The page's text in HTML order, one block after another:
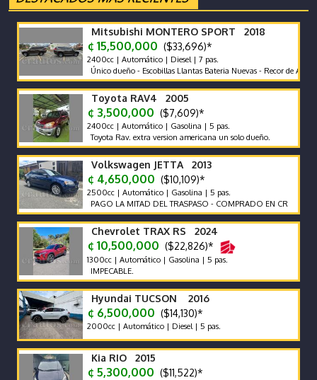
Mitsubishi MONTERO SPORT 2018
¢ 15,500,000 ($33,696)*
2400cc | Automático | Diesel | 7 pas.
Único dueño - Escobillas Llantas Bateria Nuevas - Recor de Agencia -
Toyota RAV4 2005
¢ 3,500,000 ($7,609)*
2400cc | Automático | Gasolina | 5 pas.
Toyota Rav. extra version americana un solo dueño.
Volkswagen JETTA 2013
¢ 4,650,000 ($10,109)*
2500cc | Automático | Gasolina | 5 pas.
PAGO LA MITAD DEL TRASPASO - COMPRADO EN CR
Chevrolet TRAX RS 2024
¢ 10,500,000 ($22,826)*
1300cc | Automático | Gasolina | 5 pas.
IMPECABLE.
Hyundai TUCSON 2016
¢ 6,500,000 ($14,130)*
2000cc | Automático | Diesel | 5 pas.
Kia RIO 2015
¢ 5,300,000 ($11,522)*